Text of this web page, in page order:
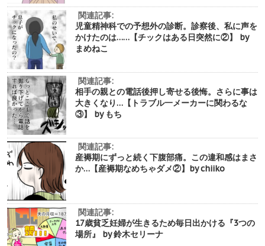
関連記事:
児童精神科での予想外の診断。診察後、私に声を
かけたのは……【チックはある日突然に②】 by
まめねこ
関連記事:
相手の親との電話後押し寄せる後悔。さらに事は
大きくなり…【トラブル一メーカーに関わるな
③】 by もち
関連記事:
産褥期にずっと続く下腹部痛。この違和感はまさ
か…【産褥期なめちゃダメ②】by chiiko
関連記事:
17歳貧乏妊婦が生きるため毎日出かける『3つの
場所』 by 鈴木セリーナ